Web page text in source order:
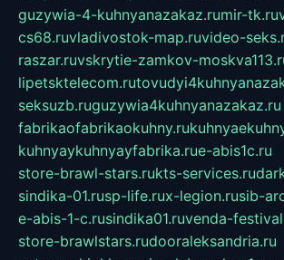
guzywia-4-kuhnyanazakaz.rumir-tk.ru
cs68.ruvladivostok-map.ruvideo-
raszar.ruvskrytie-zamkov-
lipetsktelecom.ru
seksuzb.ruguzywia4kuhnyanazakaz.ru
fabrikaofabrikaokuhny.ru
kuhnyaykuhnyayfabrika.rue-abis1c.ru
store-brawl-stars.rukts-services.ru
sindika-01.rusp-life.rux-legion.rusib-
e-abis-1-c.rusindika01.ruvenda-
store-brawlstars.rudooraleksandria.ru